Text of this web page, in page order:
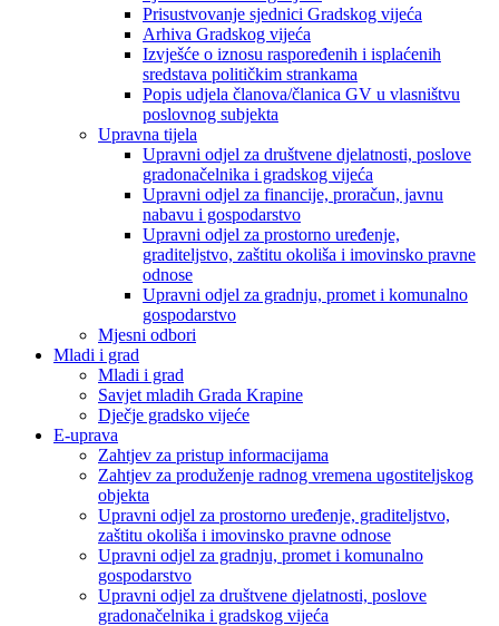
Prisustvovanje sjednici Gradskog vijeća
Arhiva Gradskog vijeća
Izvješće o iznosu raspoređenih i isplaćenih
sredstava političkim strankama
Popis udjela članova/članica GV u vlasništvu
poslovnog subjekta
Upravna tijela
Upravni odjel za društvene djelatnosti, poslove
gradonačelnika i gradskog vijeća
Upravni odjel za financije, proračun, javnu
nabavu i gospodarstvo
Upravni odjel za prostorno uređenje,
graditeljstvo, zaštitu okoliša i imovinsko pravne
odnose
Upravni odjel za gradnju, promet i komunalno
gospodarstvo
Mjesni odbori
Mladi i grad
Mladi i grad
Savjet mladih Grada Krapine
Dječje gradsko vijeće
E-uprava
Zahtjev za pristup informacijama
Zahtjev za produženje radnog vremena ugostiteljskog
objekta
Upravni odjel za prostorno uređenje, graditeljstvo,
zaštitu okoliša i imovinsko pravne odnose
Upravni odjel za gradnju, promet i komunalno
gospodarstvo
Upravni odjel za društvene djelatnosti, poslove
gradonačelnika i gradskog vijeća